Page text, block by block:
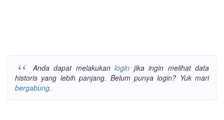
Anda dapat melakukanlogin jika ingin melihat data
historis yang lebih panjang. Belum punya login? Yuk mari
bergabung.